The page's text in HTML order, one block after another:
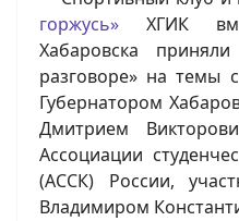
горжусь» ХГИК
Хабаровска
разговоре» на темы
Губернатором
Дмитрием
Ассоциации
(АССК) России,
Владимиром